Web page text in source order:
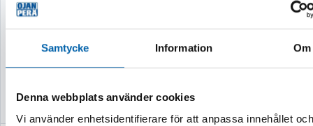
Samtycke Information Om
Denna webbplats använder cookies
Vi använder enhetsidentifierare för att anpassa innehållet och
SÅGBORD FÖR KAP-
Leveranstid 1-3 vardagar
SÅGBORD FÖR
OCH GERSÅG